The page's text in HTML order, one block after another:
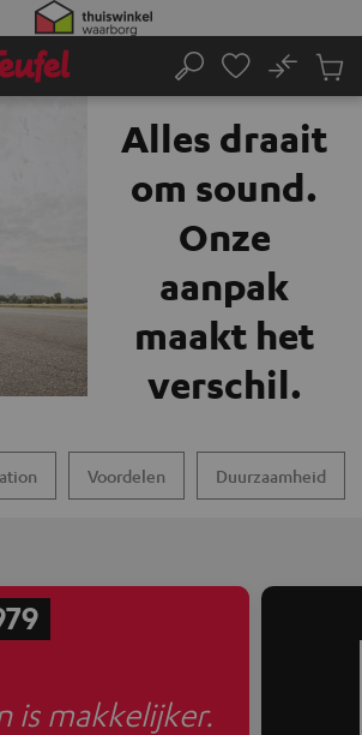
Zoeken
No
Het merk Teufel
Alles draait
om sound.
Onze
aanpak
maakt het
verschil.
Voordelen Duurzaamheid
is makkelijker.